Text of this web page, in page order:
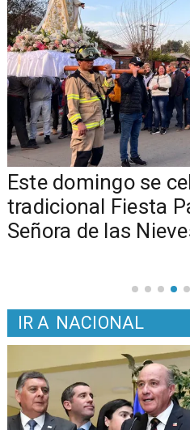
Este domingo se
tradicional Fiesta
Señora de las
IR A NACIONAL